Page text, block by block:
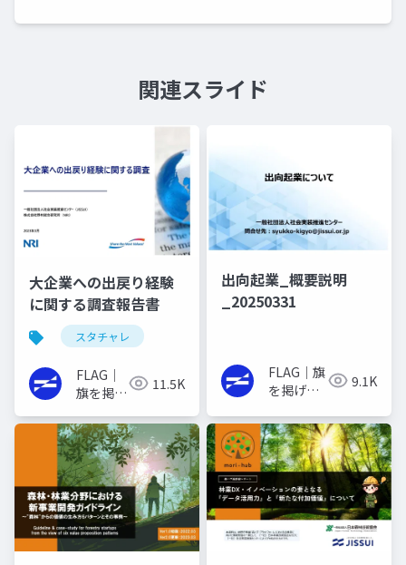
関連スライド
大企業への出戻り経験
に関する調査報告書
スタチャレ
FLAG｜
旗を掲げ
ーターの
実践書
11.5K
出向起業_概要説明
_20250331
FLAG｜旗
を掲げる
ターの実
践書
9.1K